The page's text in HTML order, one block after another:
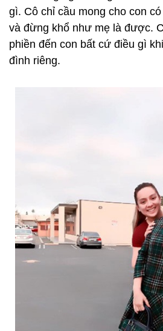
gì. Cô chỉ cầu mong cho con
và đừng khổ như mẹ là được.
phiền đến con bất cứ điều gì
đình riêng.